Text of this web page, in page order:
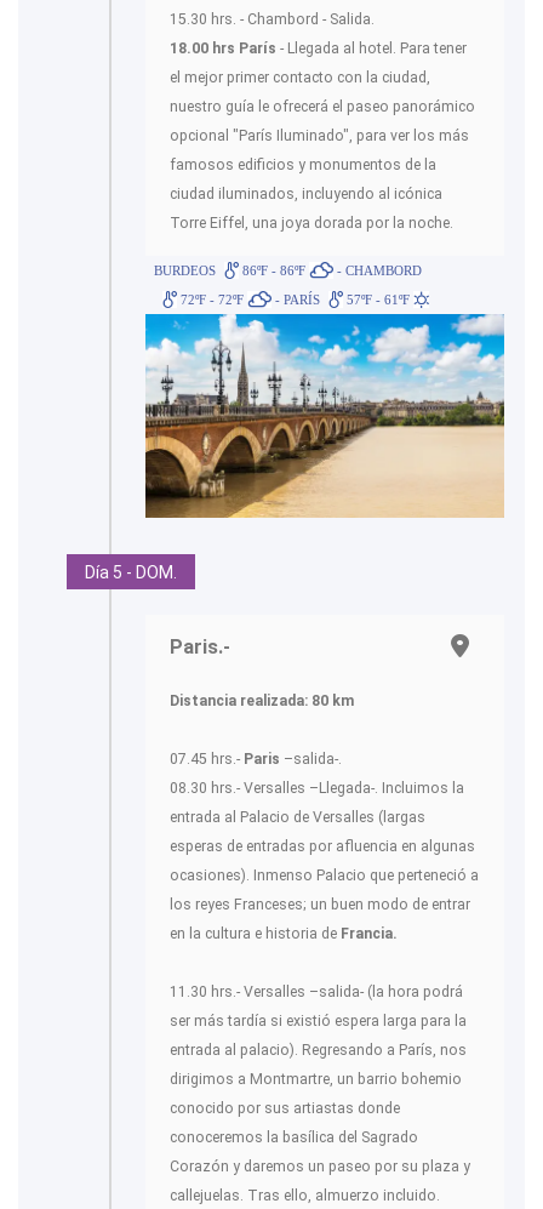
15.30 hrs. - Chambord - Salida.
18.00 hrs París - Llegada al hotel. Para tener
el mejor primer contacto con la ciudad,
nuestro guía le ofrecerá el paseo panorámico
opcional "París Iluminado", para ver los más
famosos edificios y monumentos de la
ciudad iluminados, incluyendo al icónica
Torre Eiffel, una joya dorada por la noche.
BURDEOS 86ºF - 86ºF
- CHAMBORD
72ºF - 72ºF
- PARÍS 57ºF - 61ºF
Día 5 - DOM.
Paris.-
Distancia realizada: 80 km
07.45 hrs.- Paris –salida-.
08.30 hrs.- Versalles –Llegada-. Incluimos la
entrada al Palacio de Versalles (largas
esperas de entradas por afluencia en algunas
ocasiones). Inmenso Palacio que perteneció a
los reyes Franceses; un buen modo de entrar
en la cultura e historia de Francia.
11.30 hrs.- Versalles –salida- (la hora podrá
ser más tardía si existió espera larga para la
entrada al palacio). Regresando a París, nos
dirigimos a Montmartre, un barrio bohemio
conocido por sus artiastas donde
conoceremos la basílica del Sagrado
Corazón y daremos un paseo por su plaza y
callejuelas. Tras ello, almuerzo incluido.